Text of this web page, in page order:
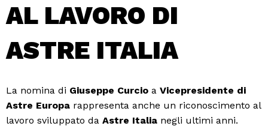
AL LAVORO DI
ASTRE ITALIA
La nomina di Giuseppe Curcio a Vicepresidente di
Astre Europa rappresenta anche un riconoscimento al
lavoro sviluppato da Astre Italia negli ultimi anni.